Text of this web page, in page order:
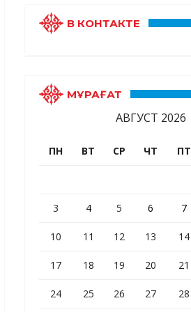
В КОНТАКТЕ
МҰРАҒАТ
АВГУСТ 2026
ПН ВТ СР ЧТ ПТ
3 4 5 6 7
10 11 12 13 14
17 18 19 20 21
24 25 26 27 28